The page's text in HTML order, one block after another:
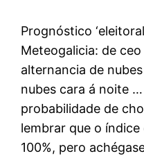
Prognóstico
Meteogalicia: de
alternancia de
nubes cara á noite
probabilidade de
lembrar que o
100%, pero